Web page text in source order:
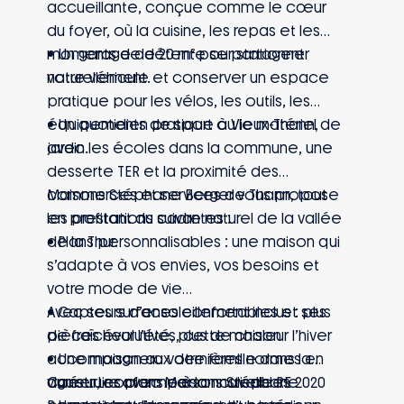
accueillante, conçue comme le cœur
du foyer, où la cuisine, les repas et les
moments de détente se partagent
naturellement.
• Un garage de 20 m² pour stationner
votre véhicule et conserver un espace
pratique pour les vélos, les outils, les
équipements de sport ou le matériel de
jardin.
• Un quotidien pratique à Vieux-Thann,
avec les écoles dans la commune, une
desserte TER et la proximité des
commerces et services de Thann, tout
en profitant du cadre naturel de la vallée
de la Thur.
Maisons Stéphane Berger vous propose
les prestations suivantes :
• Plans personnalisables : une maison qui
s’adapte à vos envies, vos besoins et
votre mode de vie
• Capteurs d’ensoleillement inclus : plus
de fraîcheur l’été, plus de chaleur l’hiver
• Une maison aux dernières normes en
vigueur, conforme à la nouvelle RE 2020
Avec ses surfaces confortables et ses
pièces évolutives, cette maison
accompagnera votre famille dans la
durée. Les plans personnalisables
Construire avec Maisons Stéphane